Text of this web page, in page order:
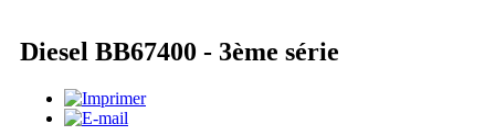
Diesel BB67400 - 3ème série